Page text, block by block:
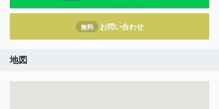
無料 お問い合わせ
地図